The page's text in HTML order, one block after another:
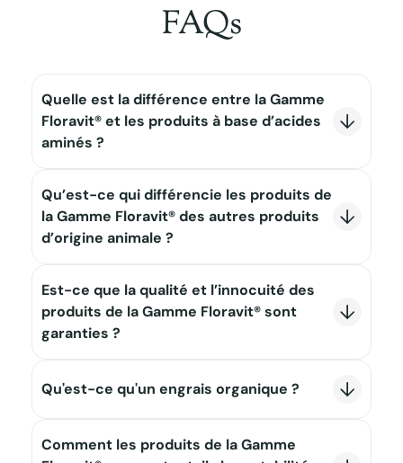
FAQs
Quelle est la différence entre la Gamme
Floravit® et les produits à base d’acides
aminés ?
Gamme Floravit® sont en majorité d’origine animale
avec un équilibre et une association avec le fer
d’origine naturelle, les rendant hautement assimilables
Qu’est-ce qui différencie les produits de
la Gamme Floravit® des autres produits
d’origine animale ?
aqueuse, protège les acides aminés et peptides et
facilite l’association avec les solutions azotées, ainsi
qu’avec les fongicides et herbicides.
Est-ce que la qualité et l’innocuité des
produits de la Gamme Floravit® sont
garanties ?
réglementation des fertilisants, tant pour les garanties
de métaux lourds. Ils sont également conformes à la
Qu'est-ce qu'un engrais organique ?
naturelles, organiques, notamment de sous-produits
Comment les produits de la Gamme